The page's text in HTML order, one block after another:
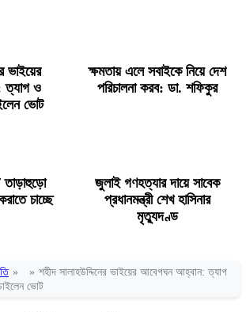
ভাইয়ের
ত্যাগ ও
ভোট
ক্ষমতায় এলে সবাইকে নিয়ে দেশ
পরিচালনা করব: ডা. শফিকুর
চাচ্ছে
জুলাই গণহত্যার দায়ে সাবেক
প্রধানমন্ত্রী শেখ হাসিনার
মৃত্যুদণ্ড
» » শহীদ সালাহউদ্দিনের ভাইয়ের আবেগঘন আহ্বান: ত্যাগ
ভোট